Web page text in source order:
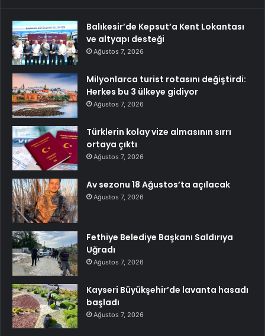
Balıkesir’de Kepsut’a Kent Lokantası
ve altyapı desteği
Ağustos 7, 2026
Milyonlarca turist rotasını değiştirdi:
Herkes bu 3 ülkeye gidiyor
Ağustos 7, 2026
Türklerin kolay vize almasının sırrı
ortaya çıktı
Ağustos 7, 2026
Av sezonu 18 Ağustos’ta açılacak
Ağustos 7, 2026
Fethiye Belediye Başkanı Saldırıya
Uğradı
Ağustos 7, 2026
Kayseri Büyükşehir’de lavanta hasadı
başladı
Ağustos 7, 2026